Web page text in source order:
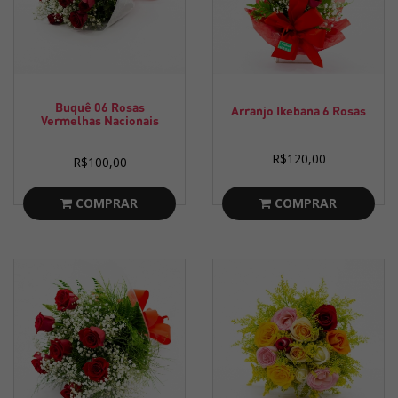
Buquê 06 Rosas
Vermelhas Nacionais
R$100,00
COMPRAR
Arranjo Ikebana 6 Rosas
R$120,00
COMPRAR